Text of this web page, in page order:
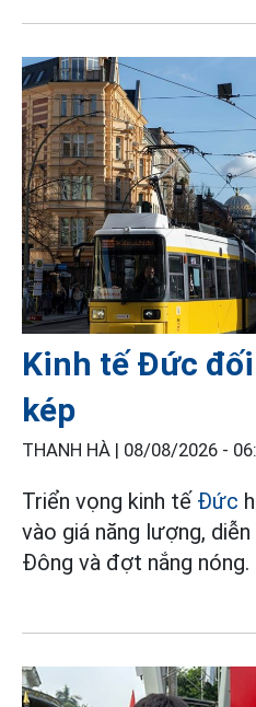
Kinh tế Đức
kép
THANH HÀ | 08/08/2026 -
Triển vọng kinh tế Đức
vào giá năng lượng,
Đông và đợt nắng nóng.